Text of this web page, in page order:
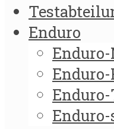
Enduro